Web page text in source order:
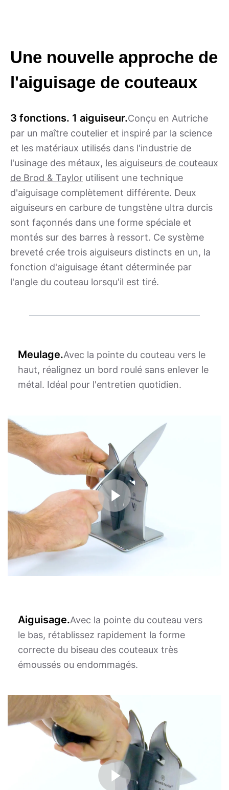
Une nouvelle approche de
l'aiguisage de couteaux
3 fonctions. 1 aiguiseur.Conçu en Autriche
par un maître coutelier et inspiré par la science
et les matériaux utilisés dans l'industrie de
l'usinage des métaux, les aiguiseurs de couteaux
de Brod & Taylor utilisent une technique
d'aiguisage complètement différente. Deux
aiguiseurs en carbure de tungstène ultra durcis
sont façonnés dans une forme spéciale et
montés sur des barres à ressort. Ce système
breveté crée trois aiguiseurs distincts en un, la
fonction d'aiguisage étant déterminée par
l'angle du couteau lorsqu'il est tiré.
Meulage.Avec la pointe du couteau vers le
haut, réalignez un bord roulé sans enlever le
métal. Idéal pour l'entretien quotidien.
Aiguisage.Avec la pointe du couteau vers
le bas, rétablissez rapidement la forme
correcte du biseau des couteaux très
émoussés ou endommagés.